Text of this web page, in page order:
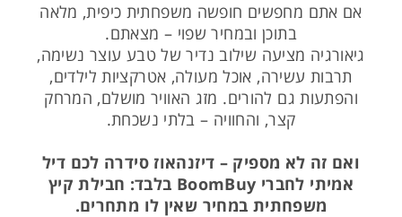
אם אתם מחפשים חופשה משפחתית כיפית, מלאה
בתוכן ובמחיר שפוי – מצאתם.
גיאורגיה מציעה שילוב נדיר של טבע עוצר נשימה,
תרבות עשירה, אוכל מעולה, אטרקציות לילדים,
והפתעות גם להורים. מזג האוויר מושלם, המרחק
קצר, והחוויה – בלתי נשכחת.
ואם זה לא מספיק – דיזנהאוז סידרה לכם דיל
אמיתי לחברי BoomBuy בלבד: חבילת קיץ
משפחתית במחיר שאין לו מתחרים.